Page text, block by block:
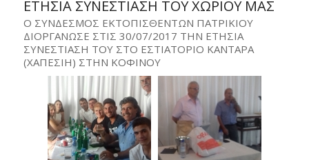
ΕΤΗΣΙΑ ΣΥΝΕΣΤΙΑΣΗ ΤΟΥ ΧΩΡΙΟΥ ΜΑΣ
Ο ΣΥΝΔΕΣΜΟΣ ΕΚΤΟΠΙΣΘΕΝΤΩΝ ΠΑΤΡΙΚΙΟΥ
ΔΙΟΡΓΑΝΩΣΕ ΣΤΙΣ 30/07/2017 ΤΗΝ ΕΤΗΣΙΑ
ΣΥΝΕΣΤΙΑΣΗ ΤΟΥ ΣΤΟ ΕΣΤΙΑΤΟΡΙΟ ΚΑΝΤΑΡΑ
(ΧΑΠΕΣΙΗ) ΣΤΗΝ ΚΟΦΙΝΟΥ